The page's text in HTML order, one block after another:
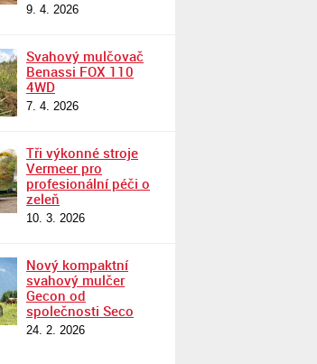
9. 4. 2026
Svahový mulčovač
Benassi FOX 110
4WD
7. 4. 2026
Tři výkonné stroje
Vermeer pro
profesionální péči o
zeleň
10. 3. 2026
Nový kompaktní
svahový mulčer
Gecon od
společnosti Seco
24. 2. 2026